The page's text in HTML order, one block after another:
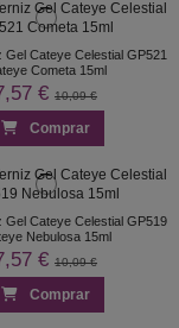
Gel Cateye Celestial GP521
Cometa 15ml
€ 10,09 €
Comprar
Gel Cateye Celestial GP519
Nebulosa 15ml
€ 10,09 €
Comprar